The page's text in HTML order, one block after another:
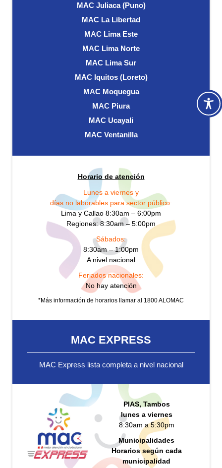
MAC Juliaca (Puno)
MAC La Libertad
MAC Lima Este
MAC Lima Norte
MAC Lima Sur
MAC Iquitos (Loreto)
MAC Moquegua
MAC Piura
MAC Ucayali
MAC Ventanilla
Horario de atención
Lunes a viernes y
días no laborables para sector público:
Lima y Callao 8:30am – 6:00pm
Regiones: 8:30am – 5:00pm
Sábados:
8:30am – 1:00pm
A nivel nacional
Feriados nacionales:
No hay atención
*Más información de horarios llamar al 1800 ALOMAC
MAC EXPRESS
MAC Express lista completa a nivel nacional
PIAS, Tambos
lunes a viernes
8:30am a 5:30pm
Municipalidades
Horarios según cada
municipalidad